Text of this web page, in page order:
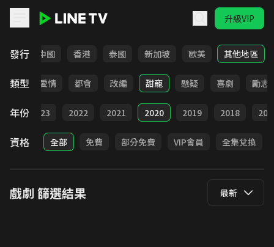
升級VIP
發行
韓國 中國 香港 泰國 新加坡 歐美 其他地區
類型
古裝 愛情 都會 改編 甜寵 懸疑 喜劇 勵志
年份 2023 2022 2021 2020 2019 2018
資格 全部 免費 部分免費 VIP會員 全集兌換
戲劇 篩選結果 最新